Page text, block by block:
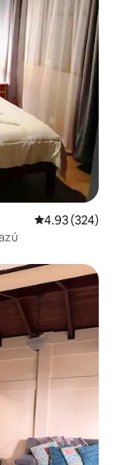
Calificación
4.93 (324)